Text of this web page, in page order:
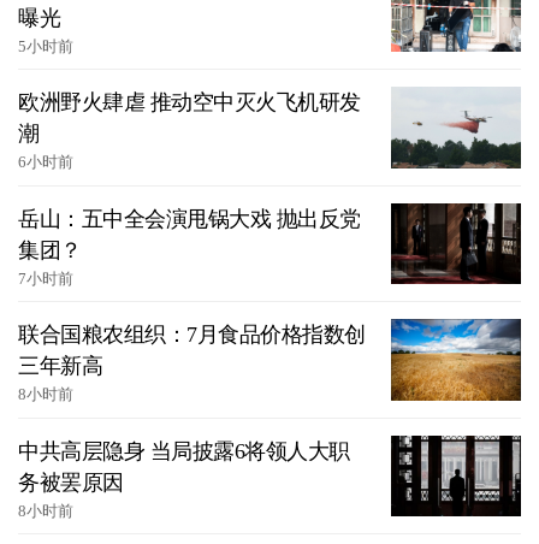
曝光
5小时前
欧洲野火肆虐 推动空中灭火飞机研发
潮
6小时前
岳山：五中全会演甩锅大戏 抛出反党
集团？
7小时前
联合国粮农组织：7月食品价格指数创
三年新高
8小时前
中共高层隐身 当局披露6将领人大职
务被罢原因
8小时前